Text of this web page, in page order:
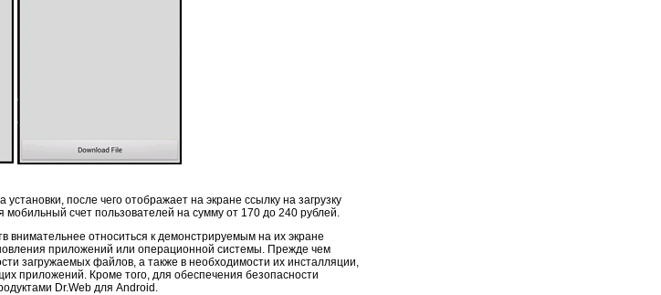
после чего отображает на экране ссылку на загрузку
счет пользователей на сумму от 170 до 240 рублей.
внимательнее относиться к демонстрируемым на их экране
приложений или операционной системы. Прежде чем
загружаемых файлов, а также в необходимости их инсталляции,
приложений. Кроме того, для обеспечения безопасности
Dr.Web для Android.